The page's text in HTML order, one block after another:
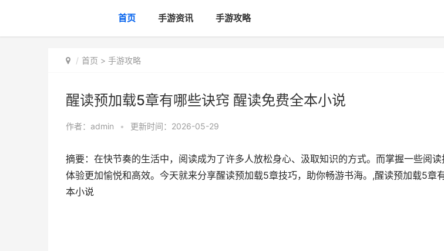
首页 手游资讯 手游攻略
首页 > 手游攻略
醒读预加载5章有哪些诀窍 醒读免费全本小说
作者： admin • 更新时间：2026-05-29
摘要：在快节奏的生活中，阅读成为了许多人放松身心、汲取知识的方式。而掌握一些阅
体验更加愉悦和高效。今天就来分享醒读预加载5章技巧，助你畅游书海。,醒读预加载5章
本小说